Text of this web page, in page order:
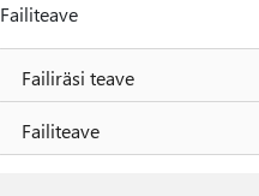
Failiteave
Failiräsi teave
Failiteave